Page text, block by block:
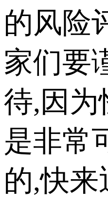
的风险
家们要
待,因为
是非常
的,快来